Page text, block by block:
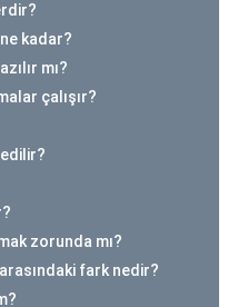
kadar?
mı?
çalışır?
zorunda mı?
fark nedir?